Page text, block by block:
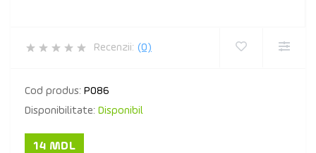
Recenzii: (0)
Cod produs: P086
Disponibilitate: Disponibil
14 MDL